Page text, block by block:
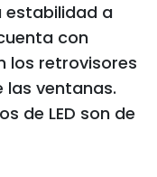
estabilidad a
con
los retrovisores
las ventanas.
de LED son de